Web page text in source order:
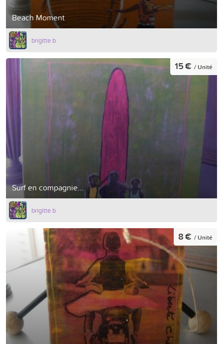
Beach Moment
brigitte b
Surf en compagnie...
15 € / Unité
brigitte b
8 € / Unité